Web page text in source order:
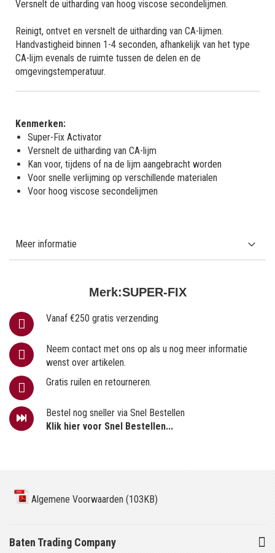
Merk:SUPER-FIX
Vanaf €250 gratis verzending
Neem contact met ons op als u nog meer informatie
wenst over artikelen.
Gratis ruilen en retourneren.
Bestel nog sneller via Snel Bestellen
Klik hier voor Snel Bestellen...
Versnelt de uitharding van hoog viscose secondelijmen.
Reinigt, ontvet en versnelt de uitharding van CA-lijmen.
Handvastigheid binnen 1-4 seconden, afhankelijk van het type
CA-lijm evenals de ruimte tussen de delen en de
omgevingstemperatuur.
Kenmerken:
Super-Fix Activator
Versnelt de uitharding van CA-lijm
Kan voor, tijdens of na de lijm aangebracht worden
Voor snelle verlijming op verschillende materialen
Voor hoog viscose secondelijmen
Meer informatie
Algemene Voorwaarden (103KB)
Baten Trading Company